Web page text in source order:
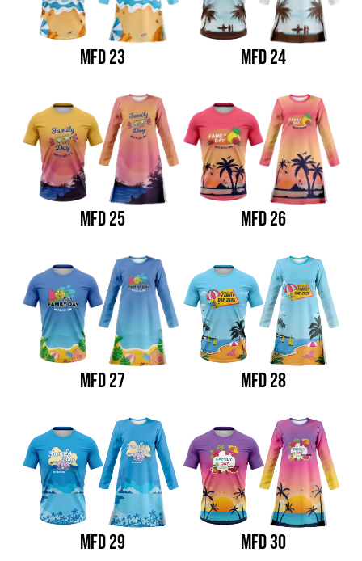
MFD 23 MFD 24
MFD 25 MFD 26
MFD 27 MFD 28
MFD 29 MFD 30